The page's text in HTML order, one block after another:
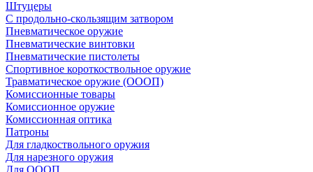
Штуцеры
С продольно-скользящим затвором
Пневматическое оружие
Пневматические винтовки
Пневматические пистолеты
Спортивное короткоствольное оружие
Травматическое оружие (ОООП)
Комиссионные товары
Комиссионное оружие
Комиссионная оптика
Патроны
Для гладкоствольного оружия
Для нарезного оружия
Для ОООП